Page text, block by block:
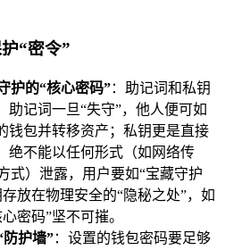
“密令”
护的“核心密码”：助记词和私钥
助记词一旦“失守”，他人便可如
钱包并转移资产；私钥更是直接
绝不能以任何形式（如网络传
式）泄露，用户要如“宝藏守护
放在物理安全的“隐秘之处”，如
密码”坚不可摧。
护墙”：设置的钱包密码要足够